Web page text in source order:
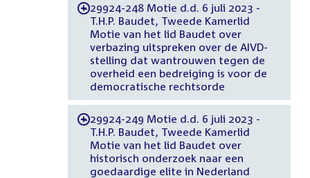
-29924-248 Motie d.d. 6 juli 2023 -
T.H.P. Baudet, Tweede Kamerlid
Motie van het lid Baudet over
verbazing uitspreken over de AIVD-
stelling dat wantrouwen tegen de
overheid een bedreiging is voor de
democratische rechtsorde
-29924-249 Motie d.d. 6 juli 2023 -
T.H.P. Baudet, Tweede Kamerlid
Motie van het lid Baudet over
historisch onderzoek naar een
goedaardige elite in Nederland